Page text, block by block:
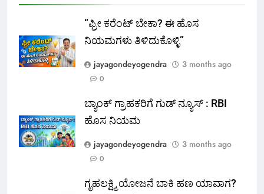
“ಫ್ರೀ ಕರೆಂಟ್‌ ಬೇಕಾ? ಈ ಹೊಸ
ನಿಯಮಗಳು ತಿಳಿದುಕೊಳ್ಳಿ”
jayagondeyogendra
3 months ago
0
ಬ್ಯಾಂಕ್ ಗ್ರಾಹಕರಿಗೆ ಗುಡ್ ನ್ಯೂಸ್ : RBI
ಹೊಸ ನಿಯಮ
jayagondeyogendra
3 months ago
0
ಗೃಹಲಕ್ಷ್ಮಿ ಯೋಜನೆ ಬಾಕಿ ಹಣ ಯಾವಾಗ?